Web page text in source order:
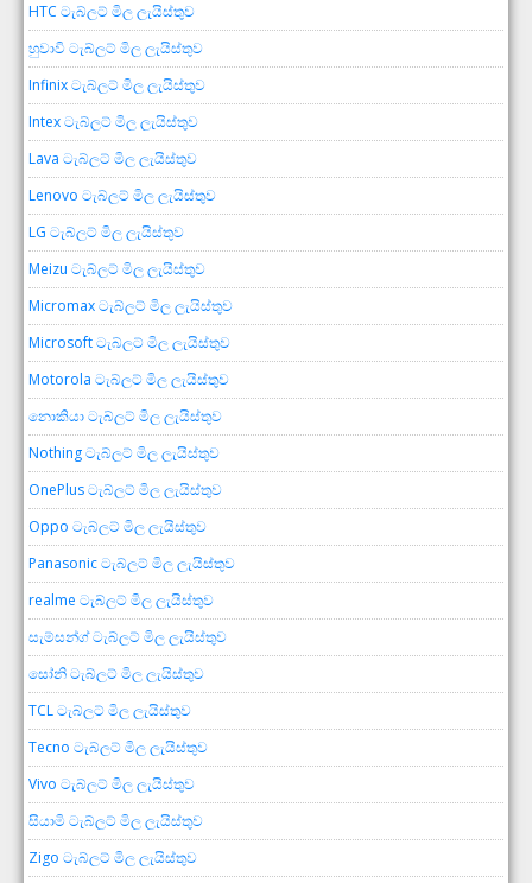
HTC ටැබ්ලට් මිල ලැයිස්තුව
හුවාවි ටැබ්ලට් මිල ලැයිස්තුව
Infinix ටැබ්ලට් මිල ලැයිස්තුව
Intex ටැබ්ලට් මිල ලැයිස්තුව
Lava ටැබ්ලට් මිල ලැයිස්තුව
Lenovo ටැබ්ලට් මිල ලැයිස්තුව
LG ටැබ්ලට් මිල ලැයිස්තුව
Meizu ටැබ්ලට් මිල ලැයිස්තුව
Micromax ටැබ්ලට් මිල ලැයිස්තුව
Microsoft ටැබ්ලට් මිල ලැයිස්තුව
Motorola ටැබ්ලට් මිල ලැයිස්තුව
නොකියා ටැබ්ලට් මිල ලැයිස්තුව
Nothing ටැබ්ලට් මිල ලැයිස්තුව
OnePlus ටැබ්ලට් මිල ලැයිස්තුව
Oppo ටැබ්ලට් මිල ලැයිස්තුව
Panasonic ටැබ්ලට් මිල ලැයිස්තුව
realme ටැබ්ලට් මිල ලැයිස්තුව
සැම්සන්ග් ටැබ්ලට් මිල ලැයිස්තුව
සෝනි ටැබ්ලට් මිල ලැයිස්තුව
TCL ටැබ්ලට් මිල ලැයිස්තුව
Tecno ටැබ්ලට් මිල ලැයිස්තුව
Vivo ටැබ්ලට් මිල ලැයිස්තුව
සියාමි ටැබ්ලට් මිල ලැයිස්තුව
Zigo ටැබ්ලට් මිල ලැයිස්තුව